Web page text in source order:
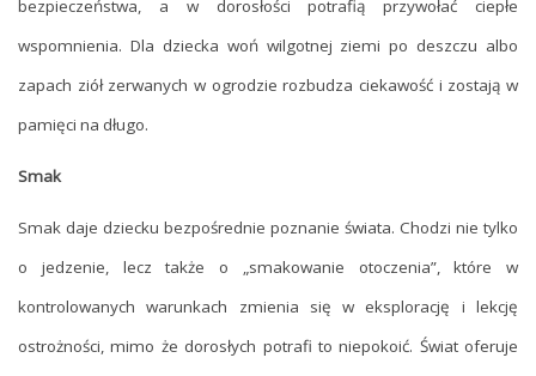
bezpieczeństwa, a w dorosłości potrafią przywołać ciepłe
wspomnienia. Dla dziecka woń wilgotnej ziemi po deszczu albo
zapach ziół zerwanych w ogrodzie rozbudza ciekawość i zostają w
pamięci na długo.
Smak
Smak daje dziecku bezpośrednie poznanie świata. Chodzi nie tylko
o jedzenie, lecz także o „smakowanie otoczenia”, które w
kontrolowanych warunkach zmienia się w eksplorację i lekcję
ostrożności, mimo że dorosłych potrafi to niepokoić. Świat oferuje